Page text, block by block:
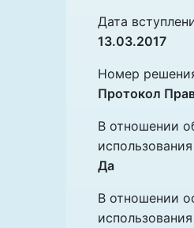
Дата
13.03.2017
Номер
Протокол
В отношении
Да
В отношении